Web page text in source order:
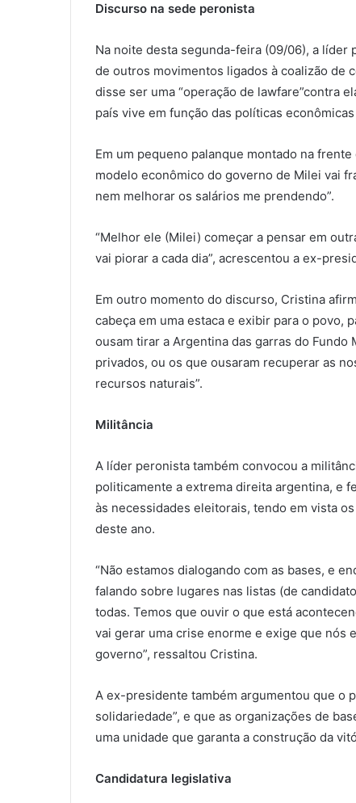
Discurso na sede peronista
Na noite desta segunda-feira (09/06), a
de outros movimentos ligados à coalizão de
disse ser uma “operação de lawfare”contra
país vive em função das políticas
Em um pequeno palanque montado na
modelo econômico do governo de Milei vai
nem melhorar os salários me prendendo”.
“Melhor ele (Milei) começar a pensar em
vai piorar a cada dia”, acrescentou a ex-
Em outro momento do discurso, Cristina
cabeça em uma estaca e exibir para o povo,
ousam tirar a Argentina das garras do
privados, ou os que ousaram recuperar as
recursos naturais”.
Militância
A líder peronista também convocou a
politicamente a extrema direita argentina, e
às necessidades eleitorais, tendo em vista
deste ano.
“Não estamos dialogando com as bases, e
falando sobre lugares nas listas (de
todas. Temos que ouvir o que está
vai gerar uma crise enorme e exige que nós
governo”, ressaltou Cristina.
A ex-presidente também argumentou que o
solidariedade”, e que as organizações de
uma unidade que garanta a construção da
Candidatura legislativa